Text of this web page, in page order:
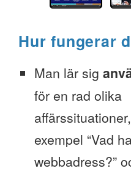
Hur fungerar
Man lär sig
för en rad olika
exempel “Vad
webbadress?”